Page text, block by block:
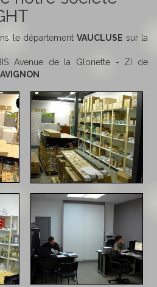
le département VAUCLUSE sur la
Avenue de la Gloriette - ZI de